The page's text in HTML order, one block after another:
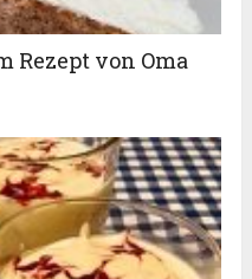
Rezept von Oma